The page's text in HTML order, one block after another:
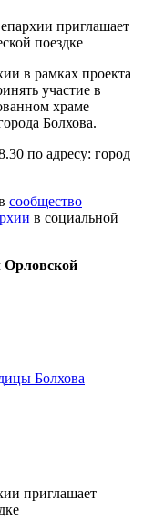
в рамках проекта
участие в
храме
Болхова.
по адресу: город
сообщество
в социальной
Орловской
Болхова
приглашает